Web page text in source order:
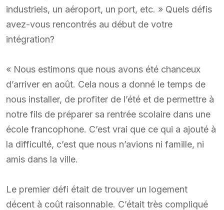
industriels, un aéroport, un port, etc. » Quels défis
avez-vous rencontrés au début de votre
intégration?
« Nous estimons que nous avons été chanceux
d’arriver en août. Cela nous a donné le temps de
nous installer, de profiter de l’été et de permettre à
notre fils de préparer sa rentrée scolaire dans une
école francophone. C’est vrai que ce qui a ajouté à
la difficulté, c’est que nous n’avions ni famille, ni
amis dans la ville.
Le premier défi était de trouver un logement
décent à coût raisonnable. C’était très compliqué